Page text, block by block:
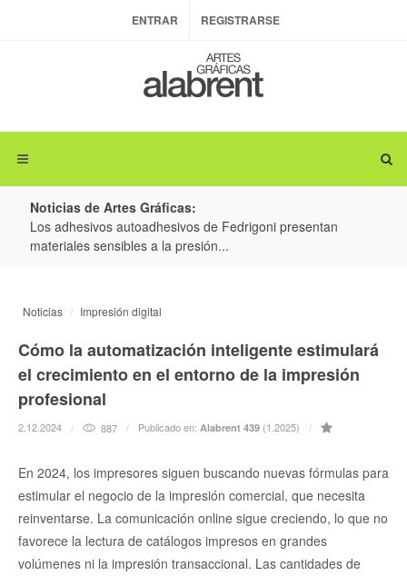
ENTRAR REGISTRARSE
Noticias de Artes Gráficas:
Los adhesivos autoadhesivos de Fedrigoni presentan
materiales sensibles a la presión...
Noticias Impresión digital
Cómo la automatización inteligente estimulará
el crecimiento en el entorno de la impresión
profesional
2.12.2024 887 Publicado en: Alabrent 439 (1.2025)
En 2024, los impresores siguen buscando nuevas fórmulas para
estimular el negocio de la impresión comercial, que necesita
reinventarse. La comunicación online sigue creciendo, lo que no
favorece la lectura de catálogos impresos en grandes
volúmenes ni la impresión transaccional. Las cantidades de